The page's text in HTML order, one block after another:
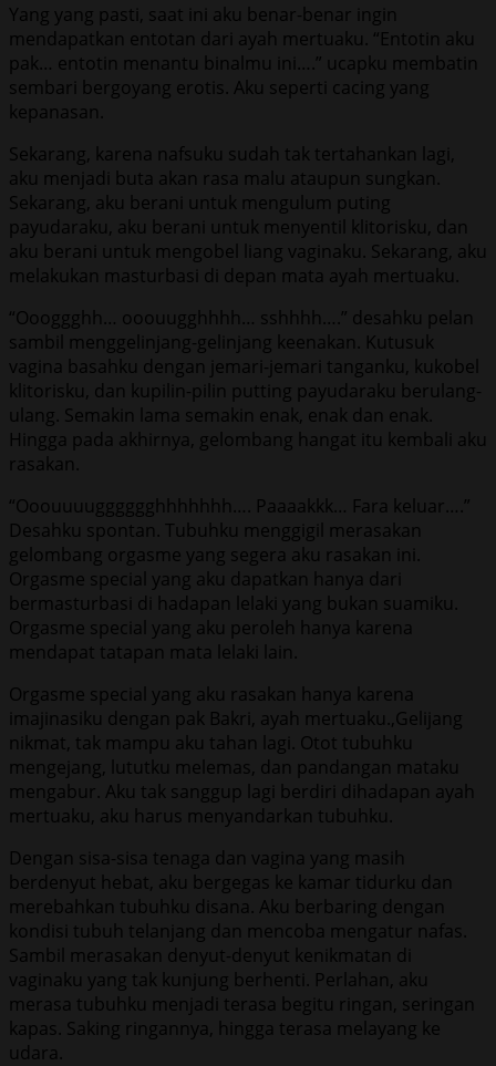
Yang yang pasti, saat ini aku benar-benar ingin
mendapatkan entotan dari ayah mertuaku. “Entotin aku
pak… entotin menantu binalmu ini….” ucapku membatin
sembari bergoyang erotis. Aku seperti cacing yang
kepanasan.
Sekarang, karena nafsuku sudah tak tertahankan lagi,
aku menjadi buta akan rasa malu ataupun sungkan.
Sekarang, aku berani untuk mengulum puting
payudaraku, aku berani untuk menyentil klitorisku, dan
aku berani untuk mengobel liang vaginaku. Sekarang, aku
melakukan masturbasi di depan mata ayah mertuaku.
“Oooggghh… ooouugghhhh… sshhhh….” desahku pelan
sambil menggelinjang-gelinjang keenakan. Kutusuk
vagina basahku dengan jemari-jemari tanganku, kukobel
klitorisku, dan kupilin-pilin putting payudaraku berulang-
ulang. Semakin lama semakin enak, enak dan enak.
Hingga pada akhirnya, gelombang hangat itu kembali aku
rasakan.
“Ooouuuugggggghhhhhhh…. Paaaakkk… Fara keluar….”
Desahku spontan. Tubuhku menggigil merasakan
gelombang orgasme yang segera aku rasakan ini.
Orgasme special yang aku dapatkan hanya dari
bermasturbasi di hadapan lelaki yang bukan suamiku.
Orgasme special yang aku peroleh hanya karena
mendapat tatapan mata lelaki lain.
Orgasme special yang aku rasakan hanya karena
imajinasiku dengan pak Bakri, ayah mertuaku.,Gelijang
nikmat, tak mampu aku tahan lagi. Otot tubuhku
mengejang, lututku melemas, dan pandangan mataku
mengabur. Aku tak sanggup lagi berdiri dihadapan ayah
mertuaku, aku harus menyandarkan tubuhku.
Dengan sisa-sisa tenaga dan vagina yang masih
berdenyut hebat, aku bergegas ke kamar tidurku dan
merebahkan tubuhku disana. Aku berbaring dengan
kondisi tubuh telanjang dan mencoba mengatur nafas.
Sambil merasakan denyut-denyut kenikmatan di
vaginaku yang tak kunjung berhenti. Perlahan, aku
merasa tubuhku menjadi terasa begitu ringan, seringan
kapas. Saking ringannya, hingga terasa melayang ke
udara.